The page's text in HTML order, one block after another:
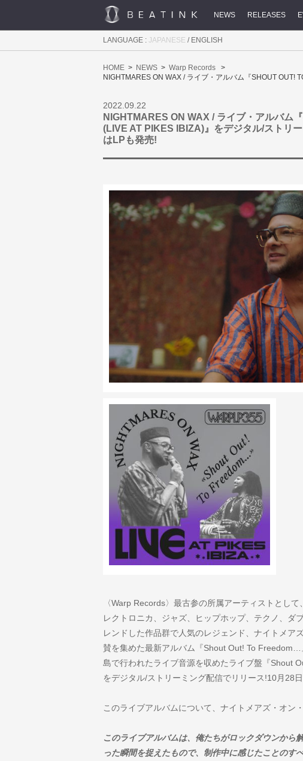
NEWS RELEASES
LANGUAGE : JAPANESE / ENGLISH
HOME NEWS
Warp Records
NIGHTMARES ON WAX / ライブ・アルバム『SHOUT OUT!
2022.09.22
NIGHTMARES ON WAX / ライブ・アルバム
(LIVE AT PIKES IBIZA)』をデジタル/ストリ
はLPも発売!
〈Warp Records〉最古参の所属アーティストとし
レクトロニカ、ジャズ、ヒップホップ、テクノ、ダ
レンドした作品群で人気のレジェンド、ナイトメア
賛を集めた最新アルバム『Shout Out! To
島で行われたライブ音源を収めたライブ盤『Shout
をデジタル/ストリーミング配信でリリース!10月28
このライブアルバムについて、ナイトメアズ・オン
このライブアルバムは、俺たちがロックダウンから
った瞬間を捉えたもので、制作中に感じたことのす